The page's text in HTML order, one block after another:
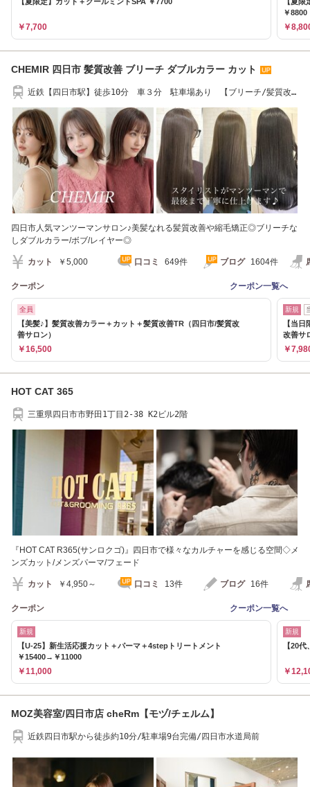
【夏限定】カット＋クールミントSPA ￥7700
￥7,700
【夏
￥8800
￥
CHEMIR 四日市 髪質改善 ブリーチ ダブルカラー カット
近鉄【四日市駅】徒歩10分 車３分 駐車場あり 【ブリーチ/髪質改
四日市人気マンツーマンサロン♪美髪なれる髪質改善や縮毛矯正◎ブリーチな
しダブルカラー/ボブ/レイヤー◎
カット ￥5,000 口コミ 649件 ブログ 1604件
クーポン クーポン一覧へ
全員
【美髪♪】髪質改善カラー＋カット＋髪質改善TR（四日市/髪質改
善サロン）
￥16,500
新規
【当
改善サ
￥
HOT CAT 365
三重県四日市市野田1丁目2-38 K2ビル2階
『HOT CAT R365(サンロクゴ)』四日市で様々なカルチャーを感じる空間◇メ
ンズカット/メンズパーマ/フェード
カット ￥4,950～ 口コミ 13件 ブログ 16件
クーポン クーポン一覧へ
新規
【U-25】新生活応援カット＋パーマ＋4stepトリートメント
￥15400→￥11000
￥11,000
新規
【20
￥
MOZ美容室/四日市店 cheRm【モヅ/チェルム】
近鉄四日市駅から徒歩約10分/駐車場9台完備/四日市水道局前